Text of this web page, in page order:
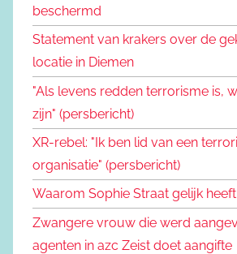
beschermd
Statement van krakers over de
locatie in Diemen
"Als levens redden terrorisme is,
zijn" (persbericht)
XR-rebel: "Ik ben lid van een
organisatie" (persbericht)
Waarom Sophie Straat gelijk heeft
Zwangere vrouw die werd
agenten in azc Zeist doet aangifte